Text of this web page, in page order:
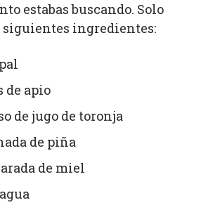
estabas buscando. Solo
siguientes ingredientes:
de apio
de jugo de toronja
de piña
de miel